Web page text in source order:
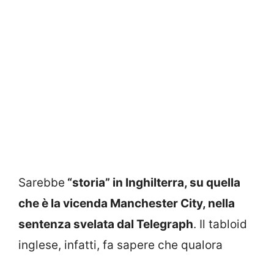
Sarebbe “storia” in Inghilterra, su quella
che è la vicenda Manchester City, nella
sentenza svelata dal Telegraph. Il tabloid
inglese, infatti, fa sapere che qualora